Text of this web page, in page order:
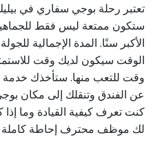
تعتبر رحلة بوجي سفاري في
ستكون ممتعة ليس فقط
الوقت سيكون لديك وقت
وقت للتعب منها. ستأخذك خدمة
عن الفندق وتنقلك إلى مكان
كنت تعرف كيفية القيادة وما
لك موظف محترف إحاطة كاملة